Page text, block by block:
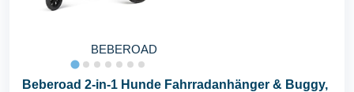
BEBEROAD
Beberoad 2-in-1 Hunde Fahrradanhänger & Buggy,